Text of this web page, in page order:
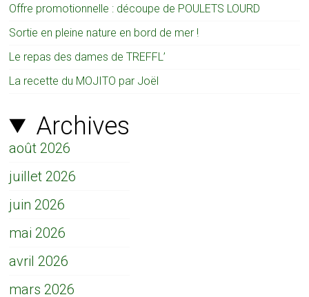
Offre promotionnelle : découpe de POULETS LOURD
Sortie en pleine nature en bord de mer !
Le repas des dames de TREFFL’
La recette du MOJITO par Joël
Archives
août 2026
juillet 2026
juin 2026
mai 2026
avril 2026
mars 2026